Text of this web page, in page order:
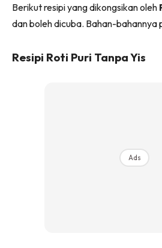
Berikut resipi yang dikongsikan oleh
dan boleh dicuba. Bahan-bahannya
Resipi Roti Puri Tanpa Yis
Ads